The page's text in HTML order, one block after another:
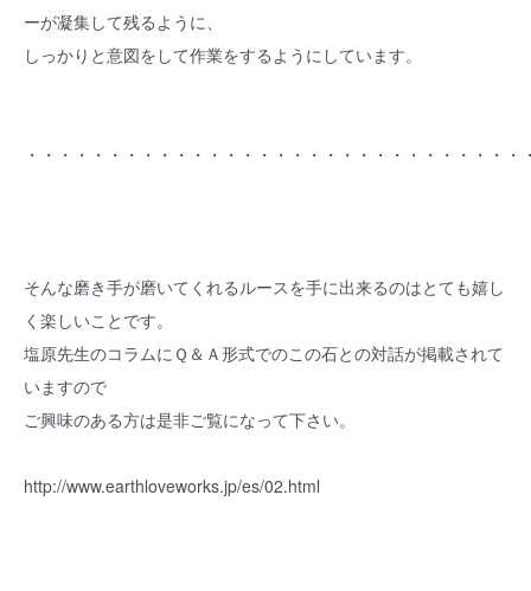
ーが凝集して残るように、
しっかりと意図をして作業をするようにしています。
・・・・・・・・・・・・・・・・・・・・・・・・・・・・・・
そんな磨き手が磨いてくれるルースを手に出来るのはとても嬉し
く楽しいことです。
塩原先生のコラムにＱ＆Ａ形式でのこの石との対話が掲載されて
いますので
ご興味のある方は是非ご覧になって下さい。
http://www.earthloveworks.jp/es/02.html